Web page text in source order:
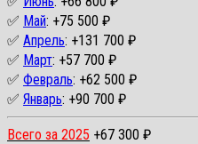
✅ Май: +75 500 ₽
✅ Апрель: +131 700 ₽
✅ Март: +57 700 ₽
✅ Февраль: +62 500 ₽
✅ Январь: +90 700 ₽
Всего за 2025 +67 300 ₽